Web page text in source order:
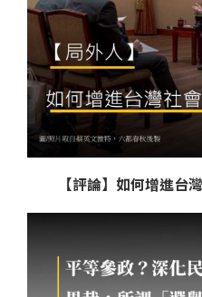
【評論】如何增進台